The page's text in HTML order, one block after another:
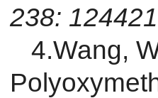
238:
4.Wang,